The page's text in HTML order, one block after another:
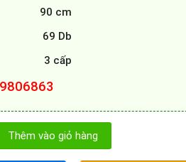
90 cm
69 Db
3 cấp
VÁT BOSCH DWK98IJ60I SERI 4 90CM
Thêm vào giỏ hàng